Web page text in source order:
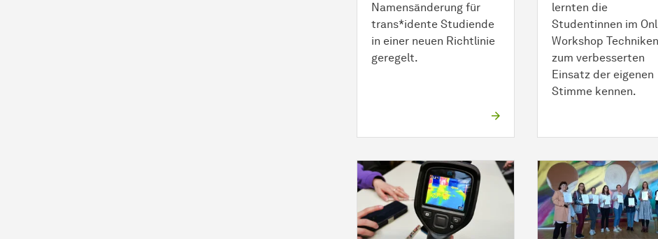
Namensänderung für
trans*idente Studiende
in einer neuen Richtlinie
geregelt.
lernten die
Studentinnen im
Workshop Techniken
zum verbesserten
Einsatz der eigenen
Stimme kennen.